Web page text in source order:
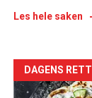
Les hele saken
Artikler
DAGENS RETT